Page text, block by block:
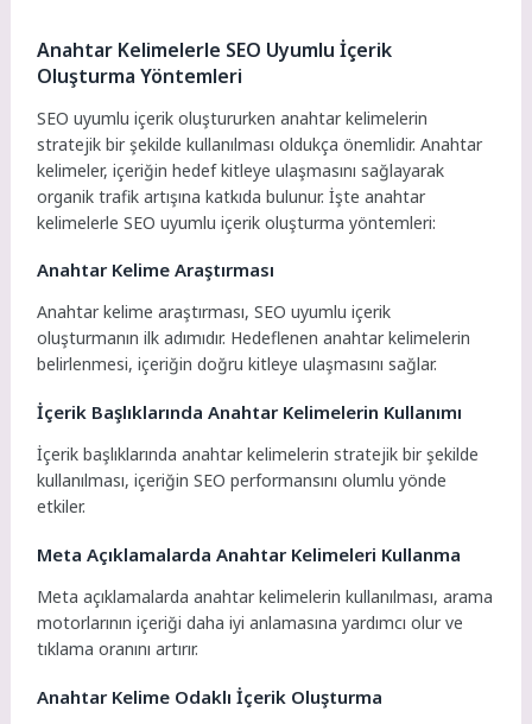
Anahtar Kelimelerle SEO Uyumlu İçerik
Oluşturma Yöntemleri
SEO uyumlu içerik oluştururken anahtar kelimelerin
stratejik bir şekilde kullanılması oldukça önemlidir. Anahtar
kelimeler, içeriğin hedef kitleye ulaşmasını sağlayarak
organik trafik artışına katkıda bulunur. İşte anahtar
kelimelerle SEO uyumlu içerik oluşturma yöntemleri:
Anahtar Kelime Araştırması
Anahtar kelime araştırması, SEO uyumlu içerik
oluşturmanın ilk adımıdır. Hedeflenen anahtar kelimelerin
belirlenmesi, içeriğin doğru kitleye ulaşmasını sağlar.
İçerik Başlıklarında Anahtar Kelimelerin Kullanımı
İçerik başlıklarında anahtar kelimelerin stratejik bir şekilde
kullanılması, içeriğin SEO performansını olumlu yönde
etkiler.
Meta Açıklamalarda Anahtar Kelimeleri Kullanma
Meta açıklamalarda anahtar kelimelerin kullanılması, arama
motorlarının içeriği daha iyi anlamasına yardımcı olur ve
tıklama oranını artırır.
Anahtar Kelime Odaklı İçerik Oluşturma